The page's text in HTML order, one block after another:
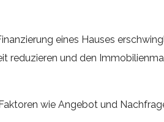
eines Hauses
reduzieren und den
wie Angebot und